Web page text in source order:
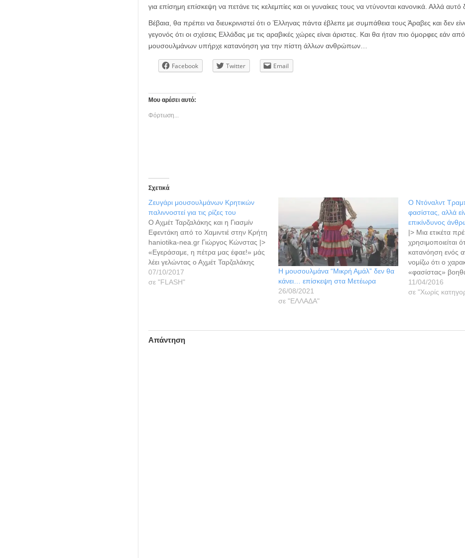
για επίσημη επίσκεψη να πετάνε τις κελεμπίες και οι γυναίκες τους να ντύνονται κανονικά. Αλλά αυτό
Βέβαια, θα πρέπει να διευκρινιστεί ότι ο Έλληνας πάντα έβλεπε με συμπάθεια τους Άραβες και δεν
γεγονός ότι οι σχέσεις Ελλάδας με τις αραβικές χώρες είναι άριστες. Και θα ήταν πιο όμορφες εάν
μουσουλμάνων υπήρχε κατανόηση για την πίστη άλλων ανθρώπων…
Facebook Twitter Email
Μου αρέσει αυτό:
Φόρτωση...
Σχετικά
Ζευγάρι μουσουλμάνων Κρητικών
παλιννοστεί για τις ρίζες του
Ο Αχμέτ Ταρζαλάκης και η Γιασμίν
Εφεντάκη από το Χαμιντιέ στην Κρήτη
haniotika-nea.gr Γιώργος Κώνστας |>
«Εγεράσαμε, η πέτρα μας έφαε!» μάς
λέει γελώντας ο Αχμέτ Ταρζαλάκης
δείχνοντας μια φωτογραφία του πριν
από 20 χρόνια όταν ήταν 22 ετών.
07/10/2017
σε "FLASH"
Η μουσουλμάνα “Μικρή Αμάλ” δεν θα
κάνει… επίσκεψη στα Μετέωρα
26/08/2021
σε "ΕΛΛΑΔΑ"
Ο Ντόναλντ
φασίστας, αλλά
επικίνδυνος
|> Μια ετικέτα
χρησιμοποιείται
κατανόηση ενός
νομίζω ότι ο
«φασίστας»
Ντόναλντ Τραμπ.
φαινόμενο Τραμπ
είναι πολύ
11/04/2016
σε "Χωρίς
Απάντηση